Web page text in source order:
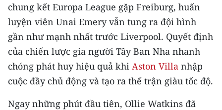
Media Văn hóa
Media Xã hội
Media Pháp luật
Media Du lịch
Media Thế giới
chung kết Europa League gặp Freiburg, huấn
luyện viên Unai Emery vẫn tung ra đội hình
gần như mạnh nhất trước Liverpool. Quyết định
của chiến lược gia người Tây Ban Nha nhanh
chóng phát huy hiệu quả khi Aston Villa nhập
cuộc đầy chủ động và tạo ra thế trận giàu tốc độ.
Ngay những phút đầu tiên, Ollie Watkins đã